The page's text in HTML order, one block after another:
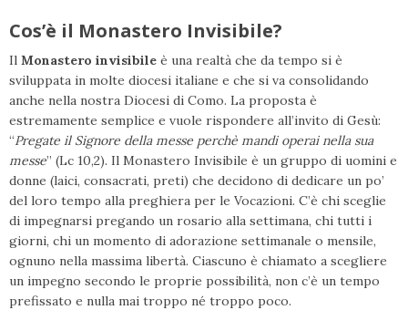
Cos’è il Monastero Invisibile?
Il Monastero invisibile è una realtà che da tempo si è
sviluppata in molte diocesi italiane e che si va consolidando
anche nella nostra Diocesi di Como. La proposta è
estremamente semplice e vuole rispondere all’invito di Gesù:
“Pregate il Signore della messe perchè mandi operai nella sua
messe” (Lc 10,2). Il Monastero Invisibile è un gruppo di uomini e
donne (laici, consacrati, preti) che decidono di dedicare un po’
del loro tempo alla preghiera per le Vocazioni. C’è chi sceglie
di impegnarsi pregando un rosario alla settimana, chi tutti i
giorni, chi un momento di adorazione settimanale o mensile,
ognuno nella massima libertà. Ciascuno è chiamato a scegliere
un impegno secondo le proprie possibilità, non c’è un tempo
prefissato e nulla mai troppo né troppo poco.